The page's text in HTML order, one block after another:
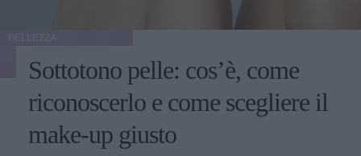
Sottotono pelle: cos’è, come
riconoscerlo e come scegliere il
make-up giusto